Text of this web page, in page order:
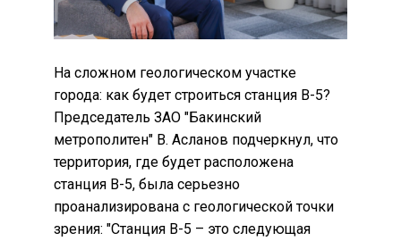
На сложном геологическом участке
города: как будет строиться станция B-5?
Председатель ЗАО "Бакинский
метрополитен" В. Асланов подчеркнул, что
территория, где будет расположена
станция B-5, была серьезно
проанализирована с геологической точки
зрения: "Станция B-5 – это следующая